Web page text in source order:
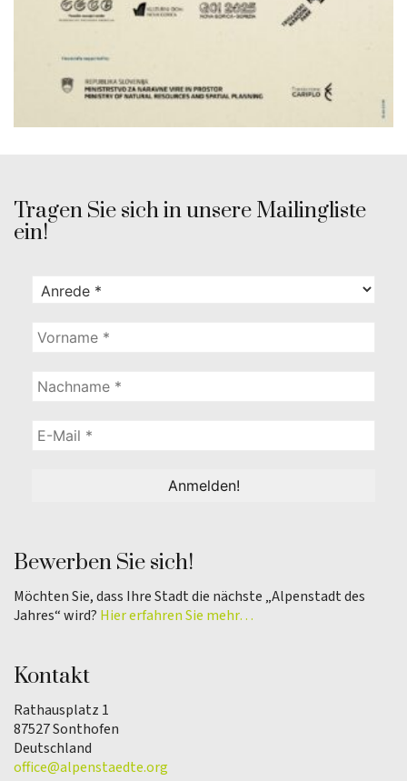
Tragen Sie sich in unsere Mailingliste
ein!
Bewerben Sie sich!
Möchten Sie, dass Ihre Stadt die nächste „Alpenstadt des
Jahres“ wird? Hier erfahren Sie mehr…
Kontakt
Rathausplatz 1
87527 Sonthofen
Deutschland
office@alpenstaedte.org